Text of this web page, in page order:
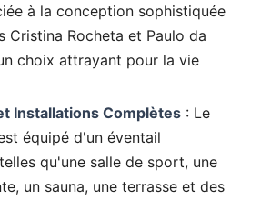
à la conception sophistiquée
Cristina Rocheta et Paulo da
choix attrayant pour la vie
Installations Complètes : Le
équipé d'un éventail
qu'une salle de sport, une
un sauna, une terrasse et des